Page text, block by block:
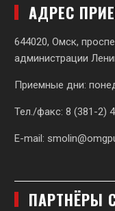
АДРЕС
644020, Омск,
администрации
Приемные дни:
Тел./факс: 8 (381-2)
E-mail:
ПАРТНЁРЫ